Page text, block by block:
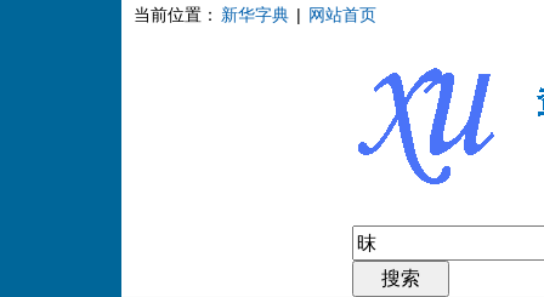
当前位置： 新华字典 | 网站首页